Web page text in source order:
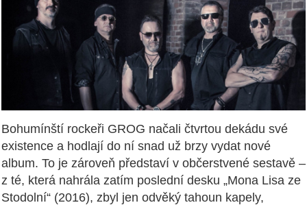
Bohumínští rockeři GROG načali čtvrtou dekádu své
existence a hodlají do ní snad už brzy vydat nové
album. To je zároveň představí v občerstvené sestavě –
z té, která nahrála zatím poslední desku „Mona Lisa ze
Stodolní“ (2016), zbyl jen odvěký tahoun kapely,